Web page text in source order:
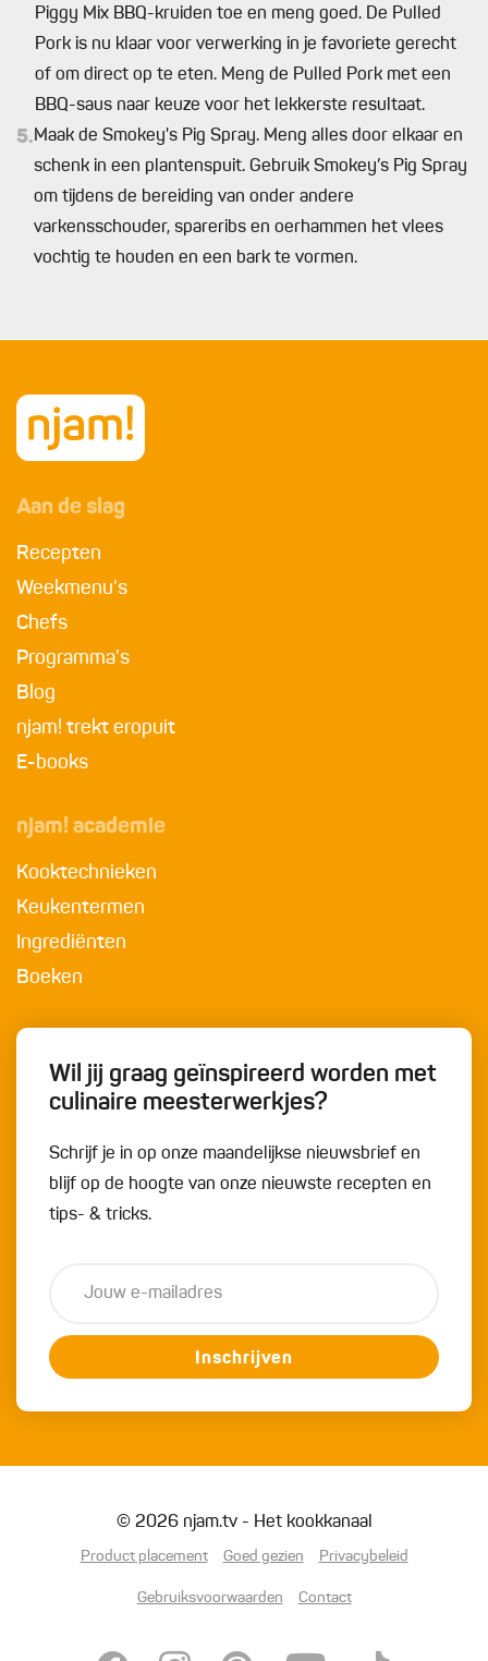
Piggy Mix BBQ-kruiden toe en meng goed. De Pulled
Pork is nu klaar voor verwerking in je favoriete gerecht
of om direct op te eten. Meng de Pulled Pork met een
BBQ-saus naar keuze voor het lekkerste resultaat.
5.Maak de Smokey's Pig Spray. Meng alles door elkaar en
schenk in een plantenspuit. Gebruik Smokey’s Pig Spray
om tijdens de bereiding van onder andere
varkensschouder, spareribs en oerhammen het vlees
vochtig te houden en een bark te vormen.
Aan de slag
Recepten
Weekmenu's
Chefs
Programma's
Blog
njam! trekt eropuit
E-books
njam! academie
Kooktechnieken
Keukentermen
Ingrediënten
Boeken
Wil jij graag geïnspireerd worden met
culinaire meesterwerkjes?
Schrijf je in op onze maandelijkse nieuwsbrief en
blijf op de hoogte van onze nieuwste recepten en
tips- & tricks.
Inschrijven
© 2026 njam.tv - Het kookkanaal
Product placement Goed gezien Privacybeleid
Gebruiksvoorwaarden Contact